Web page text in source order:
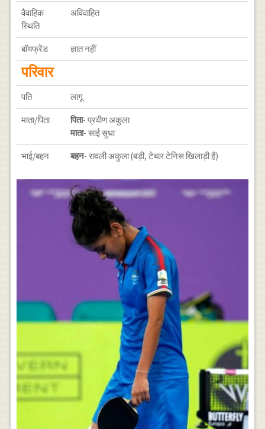
वैवाहिक
स्थिति
अविवाहित
बॉयफ्रेंड ज्ञात नहीं
परिवार
पति लागू
माता/पिता पिता- प्रवीण अकुला
माता- साई सुधा
भाई/बहन बहन- रावली अकुला (बड़ी, टेबल टेनिस खिलाड़ी हैं)